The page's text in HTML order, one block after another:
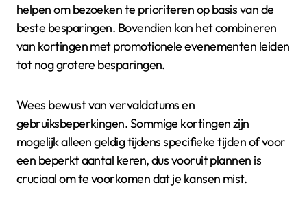
helpen om bezoeken te prioriteren op basis van de
beste besparingen. Bovendien kan het combineren
van kortingen met promotionele evenementen leiden
tot nog grotere besparingen.
Wees bewust van vervaldatums en
gebruiksbeperkingen. Sommige kortingen zijn
mogelijk alleen geldig tijdens specifieke tijden of voor
een beperkt aantal keren, dus vooruit plannen is
cruciaal om te voorkomen dat je kansen mist.